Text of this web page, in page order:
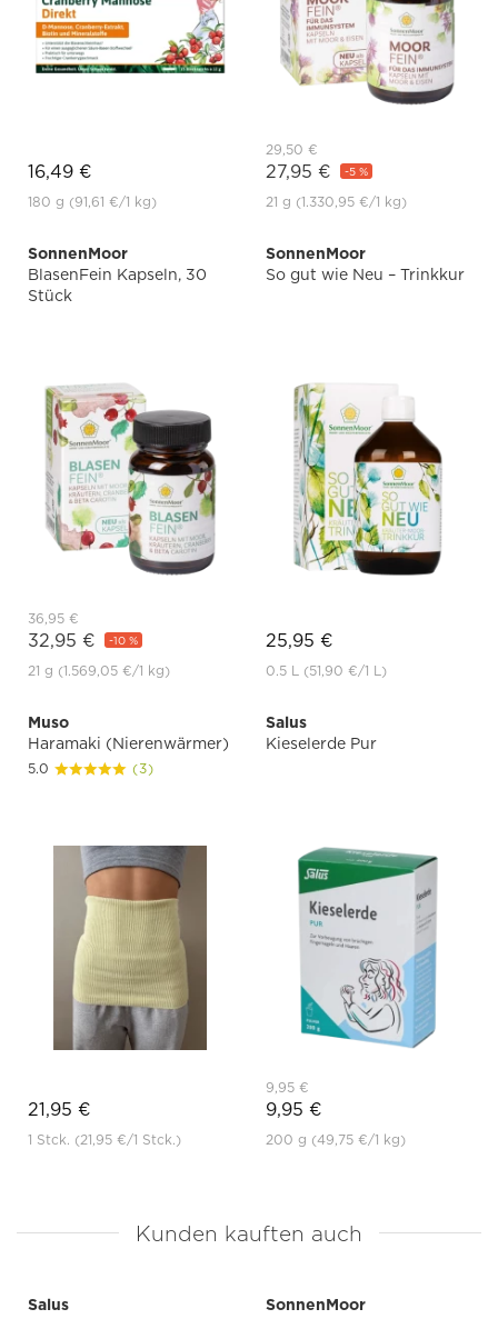
16,49 €
180 g (91,61 €/1 kg)
29,50 €
27,95 € -5 %
21 g (1.330,95 €/1 kg)
SonnenMoor
BlasenFein Kapseln, 30
Stück
36,95 €
32,95 € -10 %
21 g (1.569,05 €/1 kg)
SonnenMoor
So gut wie Neu – Trinkkur
25,95 €
0.5 L (51,90 €/1 L)
Muso
Haramaki (Nierenwärmer)
5.0 (3)
21,95 €
1 Stck. (21,95 €/1 Stck.)
Salus
Kieselerde Pur
9,95 €
9,95 €
200 g (49,75 €/1 kg)
Kunden kauften auch
Salus
SonnenMoor